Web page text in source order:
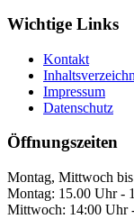
Wichtige Links
Kontakt
Impressum
Datenschutz
Öffnungszeiten
Montag, Mittwoch
Montag: 15.00 Uhr -
Mittwoch: 14:00 Uhr